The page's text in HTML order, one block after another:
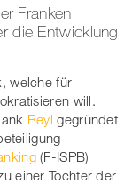
Franken
die Entwicklung
welche für
will.
Reyl gegründet
(F-ISPB)
einer Tochter der